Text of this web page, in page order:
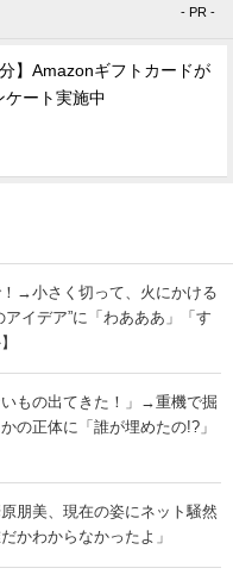
- PR -
】Amazonギフトカードが
ケート実施中
→小さく切って、火にかける
イデア”に「わあああ」「す
いもの出てきた！」→重機で掘
正体に「誰が埋めたの!?」
朋美、現在の姿にネット騒然
かわからなかったよ」